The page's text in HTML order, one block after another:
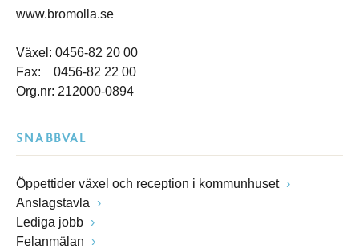
www.bromolla.se
Växel: 0456-82 20 00
Fax: 0456-82 22 00
Org.nr: 212000-0894
SNABBVAL
Öppettider växel och reception i kommunhuset
Anslagstavla
Lediga jobb
Felanmälan